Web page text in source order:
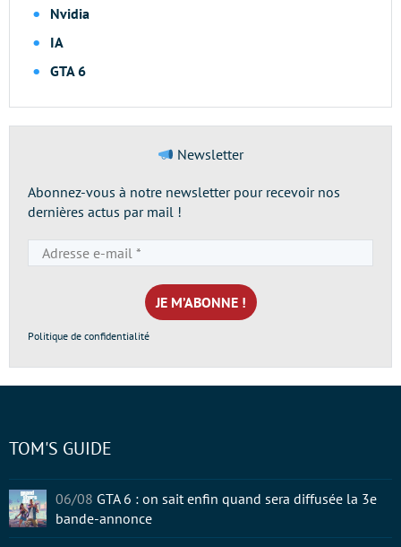
Nvidia
IA
GTA 6
Newsletter
Abonnez-vous à notre newsletter pour recevoir nos
dernières actus par mail !
e-
mail
*
Politique de confidentialité
TOM'S GUIDE
06/08 GTA 6 : on sait enfin quand sera diffusée la 3e
bande-annonce